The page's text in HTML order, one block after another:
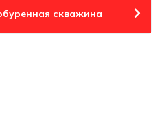
скважина